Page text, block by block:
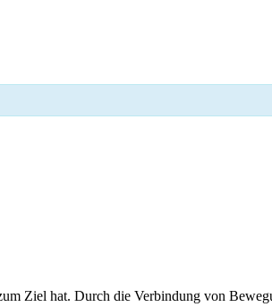
Ziel hat. Durch die Verbindung von